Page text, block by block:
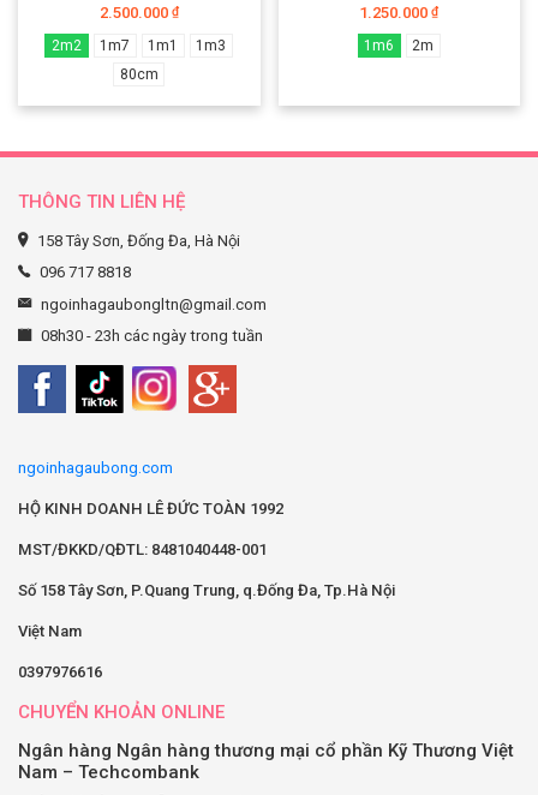
2.500.000 ₫
2m2 1m7 1m1
1m3
80cm
1.250.000₫
1m6 2m
THÔNG TIN LIÊN HỆ
158 Tây Sơn, Đống Đa, Hà Nội
096 717 8818
ngoinhagaubongltn@gmail.com
08h30 - 23h các ngày trong tuần
ngoinhagaubong.com
HỘ KINH DOANH LÊ ĐỨC TOÀN 1992
MST/ĐKKD/QĐTL: 8481040448-001
Số 158 Tây Sơn, P.Quang Trung, q.Đống Đa, Tp.Hà Nội
Việt Nam
0397976616
CHUYỂN KHOẢN ONLINE
Ngân hàng Ngân hàng thương mại cổ phần Kỹ Thương Việt
Nam – Techcombank